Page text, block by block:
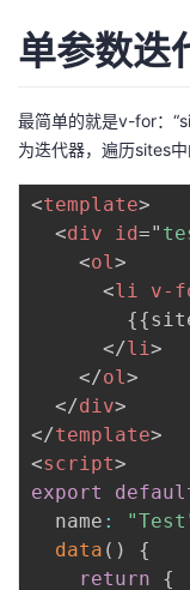
博
的
坛
我
圈
子
的
直
我
的
我
发
者
Programs
的
支
单参数迭
最简单的就是v-for：
为迭代器，遍历sites中
<template>
<div id="
<ol>
<li v-
</li>
</ol>
</div>
</template>
<script>
export
  name
:
data ( )
{
return
{